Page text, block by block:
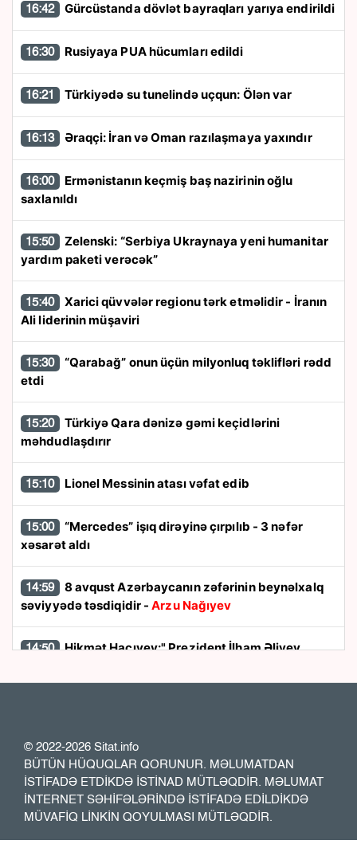
16:42 Gürcüstanda dövlət bayraqları yarıya endirildi
16:30 Rusiyaya PUA hücumları edildi
16:21 Türkiyədə su tunelində uçqun: Ölən var
16:13 Əraqçi: İran və Oman razılaşmaya yaxındır
16:00
saxlanıldı
15:50
yardım paketi verəcək”
15:40
Ali liderinin müşaviri
15:30
etdi
15:20
məhdudlaşdırır
15:10 Lionel Messinin atası vəfat edib
15:00
xəsarət aldı
14:59
səviyyədə təsdiqidir -Arzu Nağıyev
14:50 Hikmət Hacıyev:" Prezident İlham Əliyev
14:40 Ukraynada hərbi helikopterin qəzaya
uğraması nəticəsində bort texnik ölüb
© 2022-2026 Sitat.info
BÜTÜN HÜQUQLAR QORUNUR. MƏLUMATDAN
İSTİFADƏ ETDİKDƏ İSTİNAD MÜTLƏQDİR. MƏLUMAT
İNTERNET SƏHİFƏLƏRİNDƏ İSTİFADƏ EDİLDİKDƏ
MÜVAFİQ LİNKİN QOYULMASI MÜTLƏQDİR.